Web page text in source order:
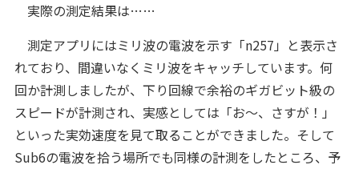
実際の測定結果は……
測定アプリにはミリ波の電波を示す「n257」と表示さ
れており、間違いなくミリ波をキャッチしています。何
回か計測しましたが、下り回線で余裕のギガビット級の
スピードが計測され、実感としては「お～、さすが！」
といった実効速度を見て取ることができました。そして
Sub6の電波を拾う場所でも同様の計測をしたところ、予